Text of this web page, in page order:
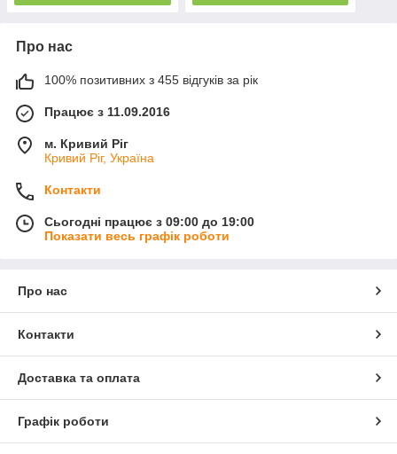
Про нас
100% позитивних з 455 відгуків за рік
Працює з 11.09.2016
м. Кривий Ріг
Кривий Ріг, Україна
Контакти
Сьогодні працює з 09:00 до 19:00
Показати весь графік роботи
Про нас
Контакти
Доставка та оплата
Графік роботи